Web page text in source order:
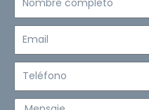
Mensaje